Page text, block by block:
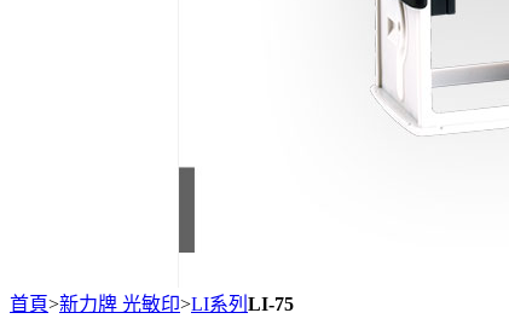
首頁>新力牌 光敏印>LI系列 LI-75